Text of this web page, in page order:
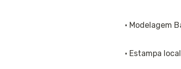
· Modelagem
· Estampa